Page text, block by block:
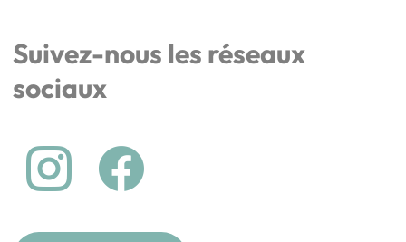
Suivez-nous les réseaux
sociaux